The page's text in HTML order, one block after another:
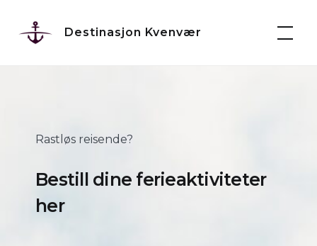
content
Destinasjon Kvenvær
Rastløs reisende?
Bestill dine ferieaktiviteter
her